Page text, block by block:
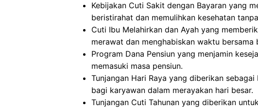
Kebijakan Cuti Sakit dengan Bayaran yang
beristirahat dan memulihkan kesehatan
Cuti Ibu Melahirkan dan Ayah yang
merawat dan menghabiskan waktu bersama
Program Dana Pensiun yang menjamin
memasuki masa pensiun.
Tunjangan Hari Raya yang diberikan
bagi karyawan dalam merayakan hari besar.
Tunjangan Cuti Tahunan yang diberikan